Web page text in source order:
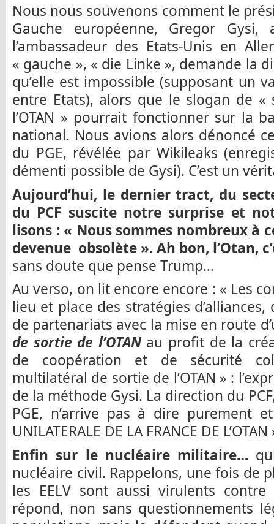
Nous nous souvenons comment le
Gauche européenne, Gregor
l’ambassadeur des Etats-Unis en
« gauche », « die Linke », demande la
qu’elle est impossible (supposant un
entre Etats), alors que le slogan de «
l’OTAN » pourrait fonctionner sur la
national. Nous avions alors dénoncé
du PGE, révélée par Wikileaks
démenti possible de Gysi). C’est un
Aujourd’hui, le dernier tract, du
du PCF suscite notre surprise et
lisons : « Nous sommes nombreux à
devenue obsolète ». Ah bon, l’Otan,
sans doute que pense Trump…
Au verso, on lit encore encore : « Les
lieu et place des stratégies
de partenariats avec la mise en route
de sortie de l’OTANau profit de la
de coopération et de sécurité
multilatéral de sortie de l’OTAN » :
de la méthode Gysi. La direction du
PGE, n’arrive pas à dire purement
UNILATERALE DE LA FRANCE DE L’OTAN
Enfin sur le nucléaire militaire…
nucléaire civil. Rappelons, une fois de
les EELV sont aussi virulents contre
répond, non sans questionnements